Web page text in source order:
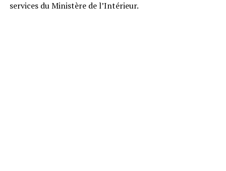
services du Ministère de l’Intérieur.